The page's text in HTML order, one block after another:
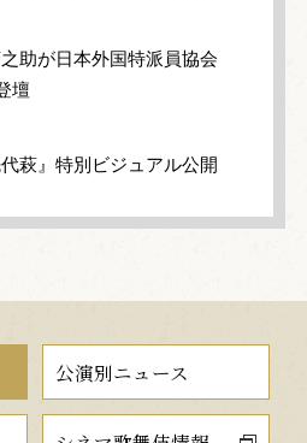
助が日本外国特派員協会
壇
萩』特別ビジュアル公開
公演別ニュース